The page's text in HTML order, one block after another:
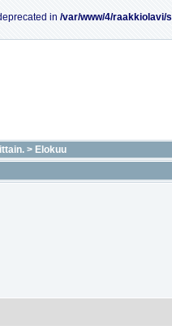
in /var/www/4/raakkiolavi/
> Elokuu